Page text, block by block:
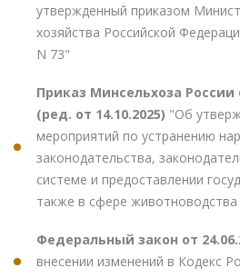
утвержденный приказом
хозяйства Российской
N 73"
Приказ Минсельхоза России
(ред. от 14.10.2025) "Об
мероприятий по устранению
законодательства,
системе и предоставлении
также в сфере животноводства
Федеральный закон от
внесении изменений в Кодекс